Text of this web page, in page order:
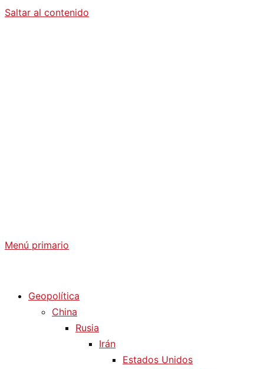
Saltar al contenido
Menú primario
Geopolítica
China
Rusia
Irán
Estados Unidos